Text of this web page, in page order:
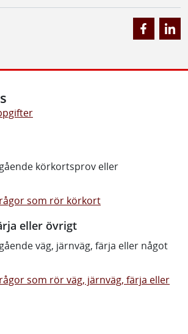
körkortsprov eller
som rör körkort
eller övrigt
väg, järnväg, färja eller något
som rör väg, järnväg, färja eller